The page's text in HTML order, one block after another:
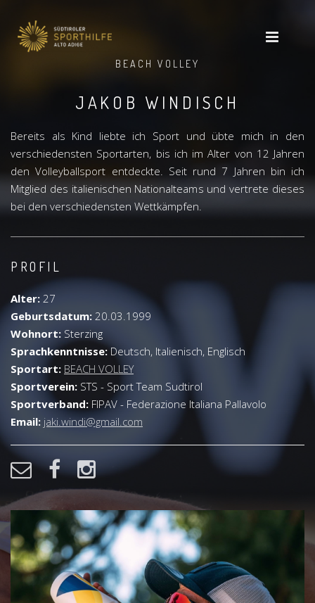
BEACH VOLLEY
JAKOB WINDISCH
Bereits als Kind liebte ich Sport und übte mich in den
verschiedensten Sportarten, bis ich im Alter von 12 Jahren
den Volleyballsport entdeckte. Seit rund 7 Jahren bin ich
Mitglied des italienischen Nationalteams und vertrete dieses
bei den verschiedensten Wettkämpfen.
PROFIL
Alter: 27
Geburtsdatum: 20.03.1999
Wohnort: Sterzing
Sprachkenntnisse: Deutsch, Italienisch, Englisch
Sportart: BEACH VOLLEY
Sportverein: STS - Sport Team Sudtirol
Sportverband: FIPAV - Federazione Italiana Pallavolo
Email: jaki.windi@gmail.com